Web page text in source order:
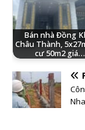
Bán nhà Đồng
Châu Thành,
cư 50m2 giá…